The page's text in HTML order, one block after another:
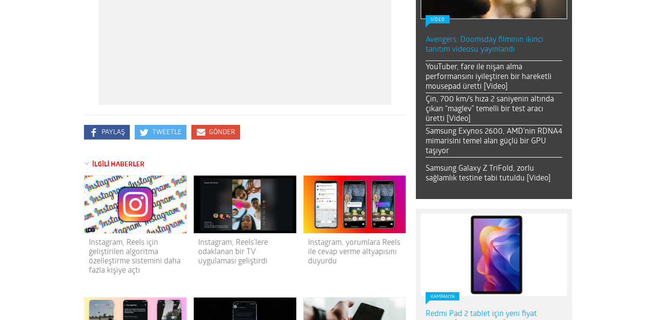
PAYLAŞ TWEETLE GÖNDER
İLGİLİ HABERLER
Instagram, Reels için
geliştirilen algoritma
özelleştirme sistemini daha
fazla kişiye açtı
Instagram, Reels’lere
odaklanan bir TV
uygulaması geliştirdi
Instagram, yorumlara Reels
ile cevap verme altyapısını
duyurdu
VİDEO
Avengers: Doomsday filminin ikinci
tanıtım videosu yayınlandı
YouTuber, fare ile nişan alma
performansını iyileştiren bir hareketli
mousepad üretti [Video]
Çin, 700 km/s hıza 2 saniyenin altında
çıkan “maglev” temelli bir test aracı
üretti [Video]
Samsung Exynos 2600, AMD’nin RDNA4
mimarisini temel alan güçlü bir GPU
taşıyor
Samsung Galaxy Z TriFold, zorlu
sağlamlık testine tabi tutuldu [Video]
KAMPANYA
Redmi Pad 2 tablet için yeni fiyat